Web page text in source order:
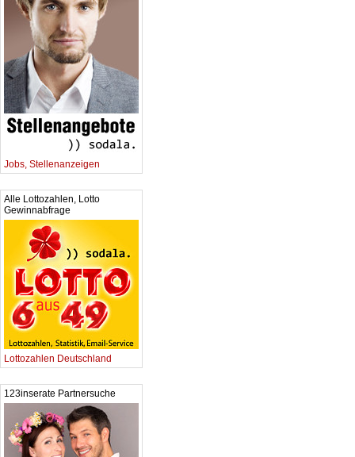
Jobs, Stellenanzeigen
Alle Lottozahlen, Lotto
Gewinnabfrage
Lottozahlen Deutschland
123inserate Partnersuche